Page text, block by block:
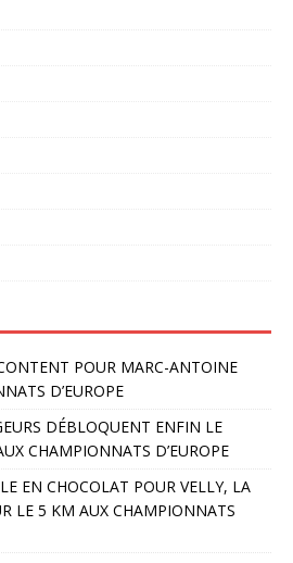
POUR MARC-ANTOINE
D’EUROPE
DÉBLOQUENT ENFIN LE
CHAMPIONNATS D’EUROPE
EN CHOCOLAT POUR VELLY, LA
LE 5 KM AUX CHAMPIONNATS